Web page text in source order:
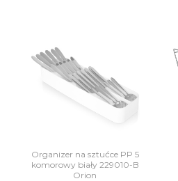
Organizer na sztućce PP 5
komorowy biały 229010-B
Orion